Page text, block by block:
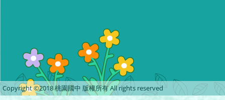
Copyright ©2018 桃園國中 版權所有 All rights reserved